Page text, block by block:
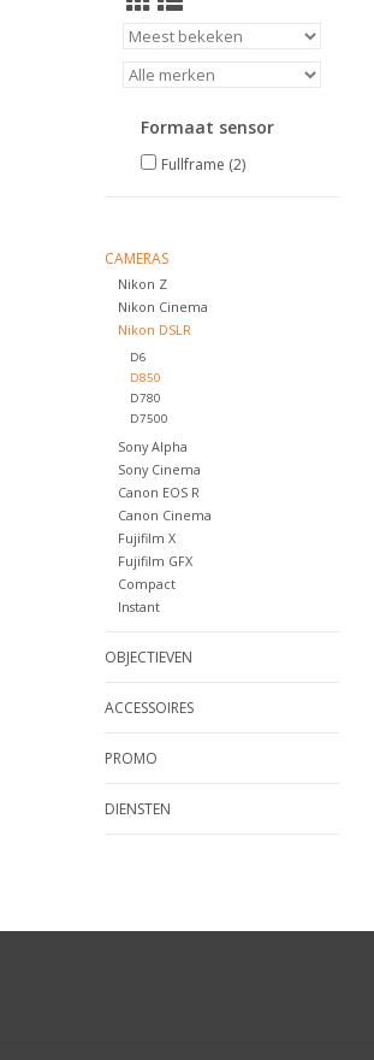
Formaat sensor
Fullframe (2)
CAMERAS
Nikon Z
Nikon Cinema
Nikon DSLR
D6
D850
D780
D7500
Sony Alpha
Sony Cinema
Canon EOS R
Canon Cinema
Fujifilm X
Fujifilm GFX
Compact
Instant
OBJECTIEVEN
ACCESSOIRES
PROMO
DIENSTEN